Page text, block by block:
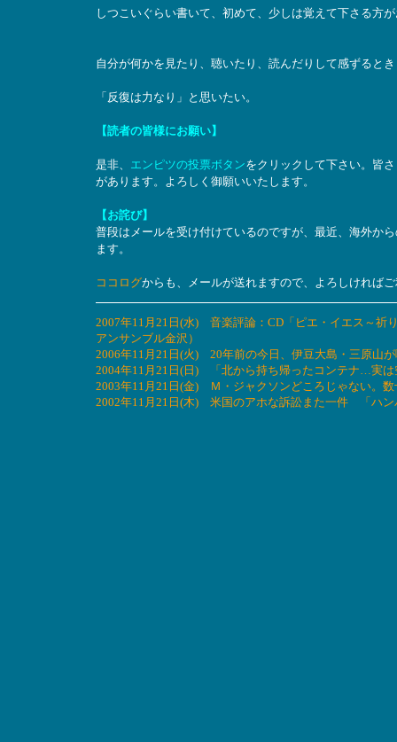
しつこいぐらい書いて、初めて、少しは覚えて下さる方
自分が何かを見たり、聴いたり、読んだりして感ずると
「反復は力なり」と思いたい。
【読者の皆様にお願い】
是非、 エンピツの投票ボタンをクリックして下さい。皆
があります。よろしく御願いいたします。
【お詫び】
普段はメールを受け付けているのですが、最近、海外か
ます。
ココログからも、メールが送れますので、よろしければ
2007年11月21日(水) 音楽評論：CD「ピエ・イエス～祈
アンサンブル金沢）
2006年11月21日(火) 20年前の今日、伊豆大島・三原山
2004年11月21日(日) 「北から持ち帰ったコンテナ…実
2003年11月21日(金) Ｍ・ジャクソンどころじゃない。
2002年11月21日(木) 米国のアホな訴訟また一件 「ハン